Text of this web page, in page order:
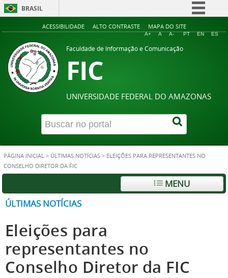
BRASIL
Simplifique!
ACESSIBILIDADE ALTO CONTRASTE MAPA DO SITE
A+ A A- PT EN ES
Faculdade de Informação e Comunicação
FIC
UNIVERSIDADE FEDERAL DO AMAZONAS
PÁGINA INICIAL > ÚLTIMAS NOTÍCIAS > ELEIÇÕES PARA REPRESENTANTES NO
CONSELHO DIRETOR DA FIC
MENU
ÚLTIMAS NOTÍCIAS
Eleições para
representantes no
Conselho Diretor da FIC